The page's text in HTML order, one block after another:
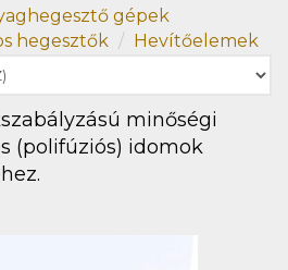
gépek
hegesztők
Hevítőelemek
minőségi
(polifúziós) idomok